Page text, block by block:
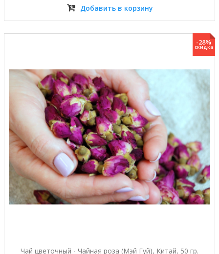
Добавить в корзину
-28%
скидка
Чай цветочный - Чайная роза (Мэй Гуй), Китай, 50 гр.